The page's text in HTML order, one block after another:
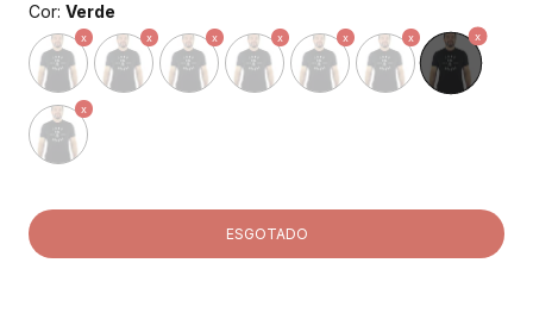
Cor: Verde